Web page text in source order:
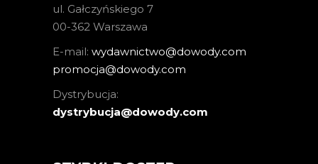
ul. Gałczyńskiego 7
00-362 Warszawa
E-mail: wydawnictwo@dowody.com
promocja@dowody.com
Dystrybucja:
dystrybucja@dowody.com